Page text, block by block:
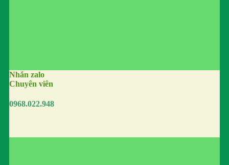
Nhắn zalo
Chuyên viên
0968.022.948